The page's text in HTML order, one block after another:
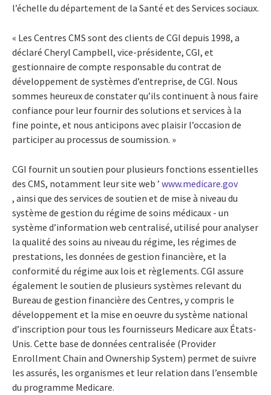
l’échelle du département de la Santé et des Services sociaux.
« Les Centres CMS sont des clients de CGI depuis 1998, a
déclaré Cheryl Campbell, vice-présidente, CGI, et
gestionnaire de compte responsable du contrat de
développement de systèmes d’entreprise, de CGI. Nous
sommes heureux de constater qu’ils continuent à nous faire
confiance pour leur fournir des solutions et services à la
fine pointe, et nous anticipons avec plaisir l’occasion de
participer au processus de soumission. »
CGI fournit un soutien pour plusieurs fonctions essentielles
des CMS, notamment leur site web ’ www.medicare.gov
, ainsi que des services de soutien et de mise à niveau du
système de gestion du régime de soins médicaux - un
système d’information web centralisé, utilisé pour analyser
la qualité des soins au niveau du régime, les régimes de
prestations, les données de gestion financière, et la
conformité du régime aux lois et règlements. CGI assure
également le soutien de plusieurs systèmes relevant du
Bureau de gestion financière des Centres, y compris le
développement et la mise en oeuvre du système national
d’inscription pour tous les fournisseurs Medicare aux États-
Unis. Cette base de données centralisée (Provider
Enrollment Chain and Ownership System) permet de suivre
les assurés, les organismes et leur relation dans l’ensemble
du programme Medicare.